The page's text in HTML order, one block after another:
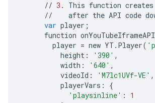
// 3. This function creates
//
after the API code
var player ;
function
player = new YT . Player(
height : '390' ,
width : '640' ,
videoId : 'M7lc1UVf-VE' ,
playerVars :
{
'playsinline' :
1